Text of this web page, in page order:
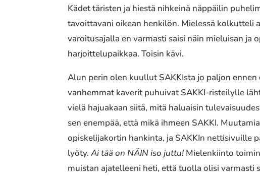
Kädet täristen ja hiestä nihkeinä näppäilin
tavoittavani oikean henkilön. Mielessä kolkutteli
varoitusajalla en varmasti saisi näin mieluisan ja
harjoittelupaikkaa. Toisin kävi.
Alun perin olen kuullut SAKKIsta jo paljon
vanhemmat kaverit puhuivat SAKKI-risteilylle
vielä hajuakaan siitä, mitä haluaisin
sen enempää, että mikä ihmeen SAKKI.
opiskelijakortin hankinta, ja SAKKIn nettisivuille
lyöty.Ai tää on NÄIN iso juttu! Mielenkiinto
muistan ajatelleeni heti, että tuolla olisi varmasti